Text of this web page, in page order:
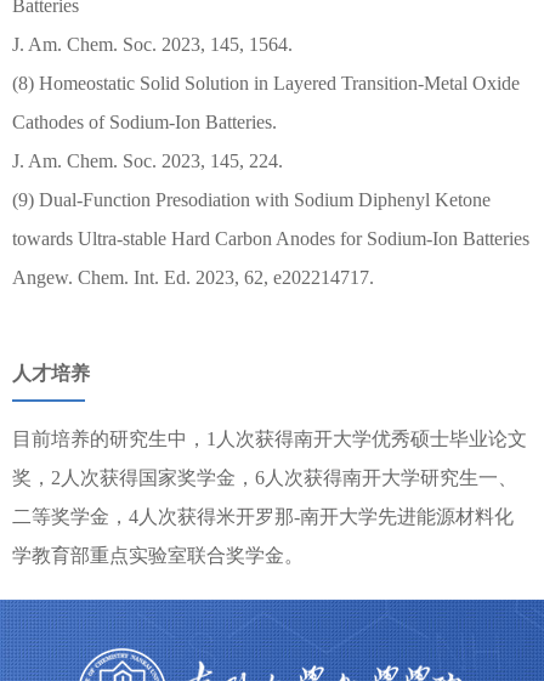
Batteries
J. Am. Chem. Soc. 2023, 145, 1564.
(8) Homeostatic Solid Solution in Layered Transition-Metal Oxide
Cathodes of Sodium-Ion Batteries.
J. Am. Chem. Soc. 2023, 145, 224.
(9) Dual-Function Presodiation with Sodium Diphenyl Ketone
towards Ultra-stable Hard Carbon Anodes for Sodium-Ion Batteries
Angew. Chem. Int. Ed. 2023, 62, e202214717.
人才培养
目前培养的研究生中，1人次获得南开大学优秀硕士毕业论文
奖，2人次获得国家奖学金，6人次获得南开大学研究生一、
二等奖学金，4人次获得米开罗那-南开大学先进能源材料化
学教育部重点实验室联合奖学金。